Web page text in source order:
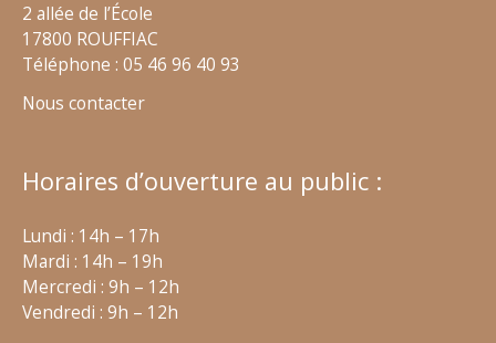
2 allée de l’École
17800 ROUFFIAC
Téléphone : 05 46 96 40 93
Nous contacter
Horaires d’ouverture au public :
Lundi : 14h – 17h
Mardi : 14h – 19h
Mercredi : 9h – 12h
Vendredi : 9h – 12h